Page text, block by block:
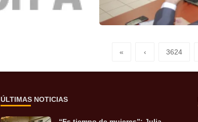
Leer más
« ‹ 3624
ÚLTIMAS NOTICIAS